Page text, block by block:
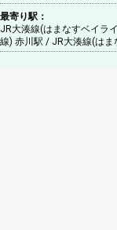
最寄り駅：
JR大湊線(はまなすベイラ
線) 赤川駅 / JR大湊線(は